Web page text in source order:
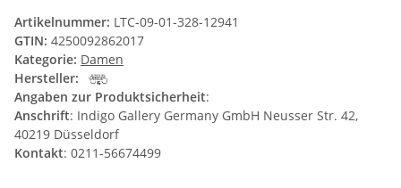
Artikelnummer: LTC-09-01-328-12941
GTIN: 4250092862017
Kategorie: Damen
Hersteller:
Angaben zur Produktsicherheit:
Anschrift: Indigo Gallery Germany GmbH Neusser Str. 42,
40219 Düsseldorf
Kontakt: 0211-56674499